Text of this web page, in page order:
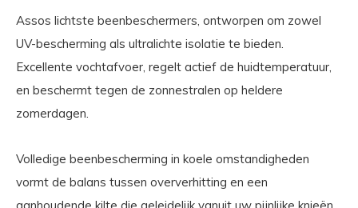
Assos lichtste beenbeschermers, ontworpen om zowel
UV-bescherming als ultralichte isolatie te bieden.
Excellente vochtafvoer, regelt actief de huidtemperatuur,
en beschermt tegen de zonnestralen op heldere
zomerdagen.
Volledige beenbescherming in koele omstandigheden
vormt de balans tussen oververhitting en een